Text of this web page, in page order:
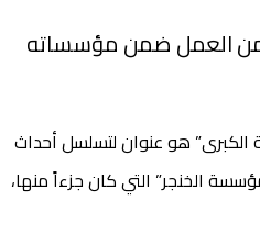
من العمل ضمن مؤسساته
الكبرى” هو عنوان لتسلسل أحداث
الخنجر” التي كان جزءاً منها،